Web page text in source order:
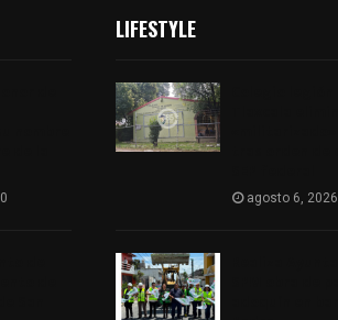
0
LIFESTYLE
agosto 6, 2026